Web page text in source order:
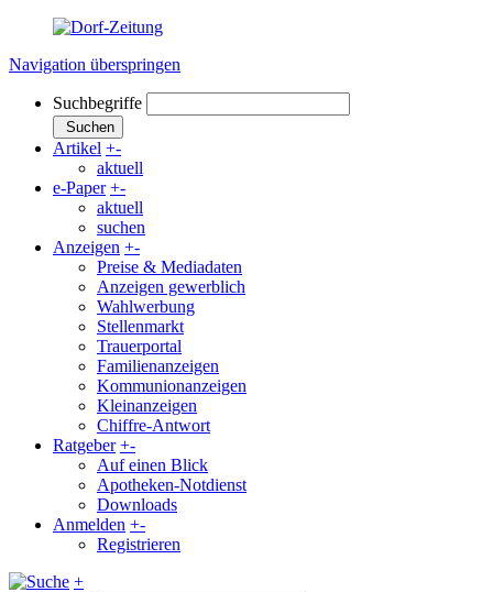
Navigation überspringen
Suchbegriffe
Suchen
Artikel +-
aktuell
e-Paper +-
aktuell
suchen
Anzeigen +-
Preise & Mediadaten
Anzeigen gewerblich
Wahlwerbung
Stellenmarkt
Trauerportal
Familienanzeigen
Kommunionanzeigen
Kleinanzeigen
Chiffre-Antwort
Ratgeber +-
Auf einen Blick
Apotheken-Notdienst
Downloads
Anmelden +-
Registrieren
+